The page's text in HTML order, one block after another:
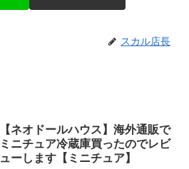
スカル店長
【ネオドールハウス】海外通販で
ミニチュア冷蔵庫買ったのでレビ
ューします【ミニチュア】